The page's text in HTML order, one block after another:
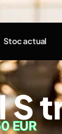
Stoc actual
S
EUR